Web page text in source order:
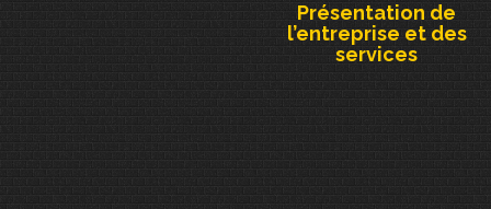
Présentation de
l’entreprise et des
services